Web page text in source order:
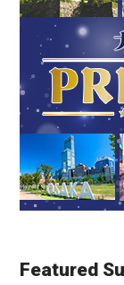
Featured